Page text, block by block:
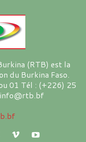
(RTB) est la
du Burkina Faso.
01 Tél : (+226) 25